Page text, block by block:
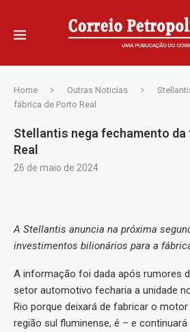
Home Outras Noticias
fábrica de Porto Real
Stellantis nega fechamento
Real
26 de maio de 2024
A Stellantis anuncia na próxima
investimentos bilionários para a
A informação foi dada após rumores
setor automotivo fecharia a unidade
Rio porque deixará de fabricar o motor
região sul fluminense, é – e